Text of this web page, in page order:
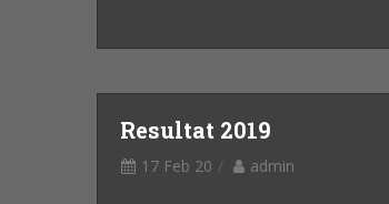
Resultat 2019
17 Feb 20 admin